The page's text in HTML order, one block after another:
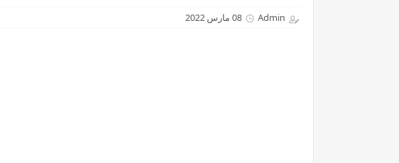
Admin 08 مارس 2022